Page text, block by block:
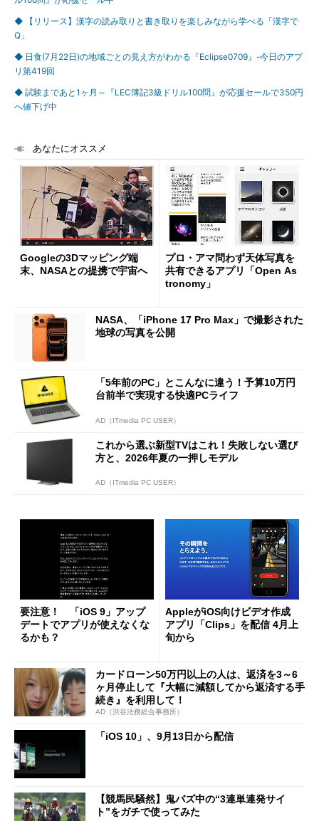
◆ 【リリース】漢字の読み取りと書き取りを楽しみながら学べる「漢字で
Q」
◆ 日食(7月22日)の地域ごとの見え方がわかる『Eclipse0709』-今日のアプ
リ第419回
◆ 試験まであと1ヶ月～『LEC簿記3級ドリル100問』が応援セールで350円
へ値下げ中
あなたにオススメ
Googleの3Dマッピング端
末、NASAとの提携で宇宙へ
プロ・アマ問わず天体写真を
共有できるアプリ「Open As
tronomy」
NASA、「iPhone 17 Pro Max」で撮影された
地球の写真を公開
「5年前のPC」とこんなに違う！予算10万円
台前半で実現する快適PCライフ
AD（ITmedia PC USER）
これから選ぶ新型TVはこれ！失敗しない選び
方と、2026年夏の一押しモデル
AD（ITmedia PC USER）
要注意！ 「iOS 9」アップ
デートでアプリが使えなくな
るかも？
AppleがiOS向けビデオ作成
アプリ「Clips」を配信 4月上
旬から
カードローン50万円以上の人は、返済を3～6
ヶ月停止して『大幅に減額してから返済する手
続き』を利用して！
AD（渋谷法務総合事務所）
「iOS 10」、9月13日から配信
【競馬民騒然】鬼バズ中の“3連単連発サイ
ト”をガチで使ってみた